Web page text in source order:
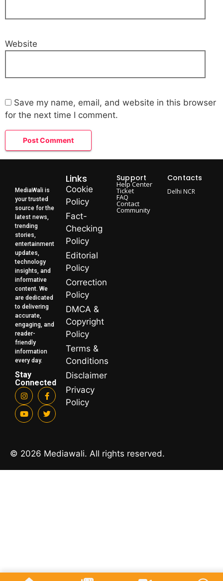
Website
Save my name, email, and website in this browser
for the next time I comment.
MediaWali is
your trusted
source for the
latest news,
trending
stories,
entertainment
updates,
technology
insights, and
informative
content. We
are dedicated
to delivering
accurate,
engaging, and
reader-
friendly
information
every day.
Stay
Connected
Links
Cookie
Policy
Fact-
Checking
Policy
Editorial
Policy
Correction
Policy
DMCA &
Copyright
Policy
Terms &
Conditions
Disclaimer
Privacy
Policy
Support
Help Center
Ticket
FAQ
Contact
Community
Contacts
Delhi NCR
© 2026 Mediawali. All rights reserved.